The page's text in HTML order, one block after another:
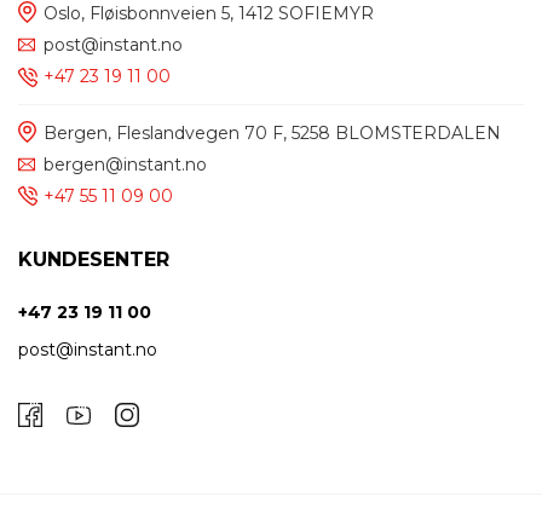
Oslo, Fløisbonnveien 5, 1412 SOFIEMYR
post@instant.no
+47 23 19 11 00
Bergen, Fleslandvegen 70 F, 5258 BLOMSTERDALEN
bergen@instant.no
+47 55 11 09 00
KUNDESENTER
+47 23 19 11 00
post@instant.no